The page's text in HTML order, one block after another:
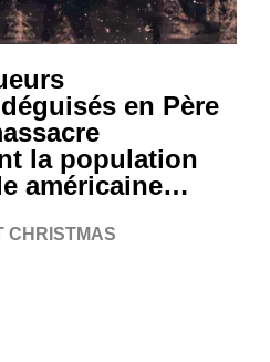
en Père
la population
américaine…
CHRISTMAS